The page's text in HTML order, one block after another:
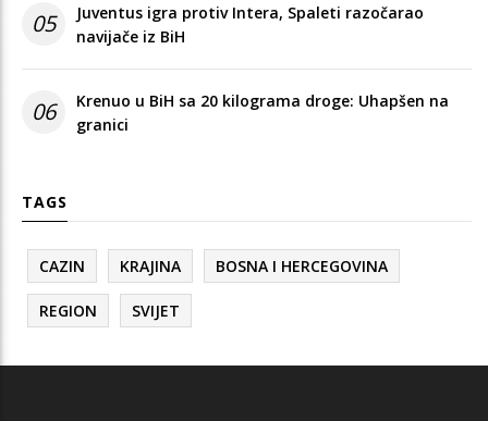
05
Juventus igra protiv Intera, Spaleti razočarao
navijače iz BiH
06
Krenuo u BiH sa 20 kilograma droge: Uhapšen na
granici
TAGS
CAZIN KRAJINA BOSNA I HERCEGOVINA
REGION SVIJET